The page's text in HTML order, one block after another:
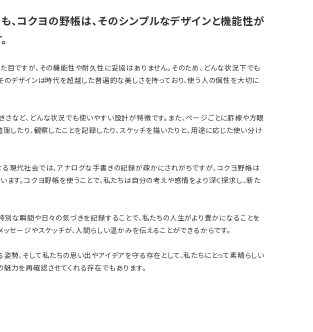
、コクヨの野帳は、そのシンプルなデザインと機能性が
目ですが、その機能性や耐久性に妥協はありません。そのため、どんな状況下でも
のデザインは時代を超越した普遍的な美しさを持っており、使う人の個性を大切に
など、どんな状況でも使いやすい設計が特徴です。また、ページごとに罫線や方眼
したり、観察したことを記録したり、スケッチを描いたりと、用途に応じた使い分け
現代社会では、アナログな手書きの記録が疎かにされがちですが、コクヨ野帳は
す。コクヨ野帳を使うことで、私たちは自分の考えや感情をより深く探求し、新た
別な瞬間や日々の気づきを記録することで、私たちの人生がより豊かになることを
セージやスケッチが、人間らしい温かみを伝えることができるからです。
、そして私たちの思い出やアイデアを守る存在として、私たちにとって素晴らしい
力を再確認させてくれる存在でもあります。